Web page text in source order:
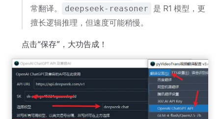
常翻译。
deepseek-reasoner
是 R1 模型，更
擅长逻辑推理，但速度可能稍慢。
点击“保存”，大功告成！